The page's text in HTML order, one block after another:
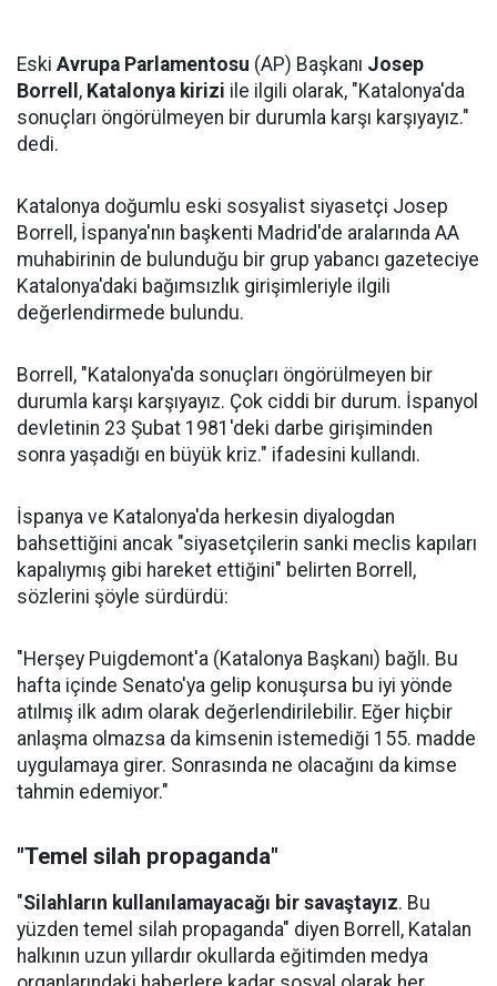
Eski Avrupa Parlamentosu (AP) Başkanı Josep
Borrell , Katalonya kirizi ile ilgili olarak, "Katalonya'da
sonuçları öngörülmeyen bir durumla karşı karşıyayız."
dedi.
Katalonya doğumlu eski sosyalist siyasetçi Josep
Borrell, İspanya'nın başkenti Madrid'de aralarında AA
muhabirinin de bulunduğu bir grup yabancı gazeteciye
Katalonya'daki bağımsızlık girişimleriyle ilgili
değerlendirmede bulundu.
Borrell, "Katalonya'da sonuçları öngörülmeyen bir
durumla karşı karşıyayız. Çok ciddi bir durum. İspanyol
devletinin 23 Şubat 1981'deki darbe girişiminden
sonra yaşadığı en büyük kriz." ifadesini kullandı.
İspanya ve Katalonya'da herkesin diyalogdan
bahsettiğini ancak "siyasetçilerin sanki meclis kapıları
kapalıymış gibi hareket ettiğini" belirten Borrell,
sözlerini şöyle sürdürdü:
"Herşey Puigdemont'a (Katalonya Başkanı) bağlı. Bu
hafta içinde Senato'ya gelip konuşursa bu iyi yönde
atılmış ilk adım olarak değerlendirilebilir. Eğer hiçbir
anlaşma olmazsa da kimsenin istemediği 155. madde
uygulamaya girer. Sonrasında ne olacağını da kimse
tahmin edemiyor."
"Temel silah propaganda"
"Silahların kullanılamayacağı bir savaştayız. Bu
yüzden temel silah propaganda" diyen Borrell, Katalan
halkının uzun yıllardır okullarda eğitimden medya